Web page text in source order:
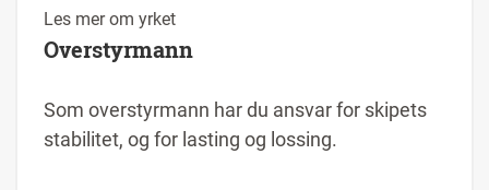
Les mer om yrket
Overstyrmann
Som overstyrmann har du ansvar for skipets
stabilitet, og for lasting og lossing.